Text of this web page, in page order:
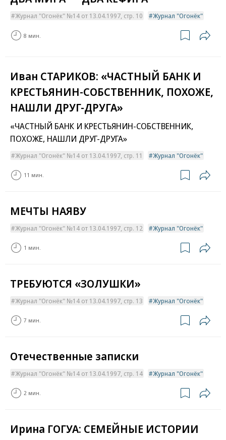
Журнал "Огонёк" №14 от 13.04.1997, стр. 10 Журнал "Огонёк"
8 мин.
Иван СТАРИКОВ: «ЧАСТНЫЙ БАНК И
КРЕСТЬЯНИН-СОБСТВЕННИК, ПОХОЖЕ,
НАШЛИ ДРУГ-ДРУГА»
«ЧАСТНЫЙ БАНК И КРЕСТЬЯНИН-СОБСТВЕННИК,
ПОХОЖЕ, НАШЛИ ДРУГ-ДРУГА»
Журнал "Огонёк" №14 от 13.04.1997, стр. 11 Журнал "Огонёк"
11 мин.
МЕЧТЫ НАЯВУ
Журнал "Огонёк" №14 от 13.04.1997, стр. 12 Журнал "Огонёк"
1 мин.
ТРЕБУЮТСЯ «ЗОЛУШКИ»
Журнал "Огонёк" №14 от 13.04.1997, стр. 13 Журнал "Огонёк"
7 мин.
Отечественные записки
Журнал "Огонёк" №14 от 13.04.1997, стр. 14 Журнал "Огонёк"
2 мин.
Ирина ГОГУА: СЕМЕЙНЫЕ ИСТОРИИ